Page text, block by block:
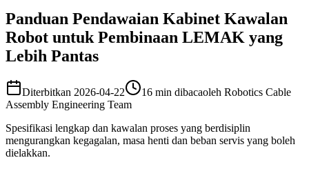
Panduan Pendawaian Kabinet Kawalan
Robot untuk Pembinaan LEMAK yang
Lebih Pantas
Diterbitkan 2026-04-22 16 min dibacaoleh Robotics Cable
Assembly Engineering Team
Spesifikasi lengkap dan kawalan proses yang berdisiplin
mengurangkan kegagalan, masa henti dan beban servis yang boleh
dielakkan.